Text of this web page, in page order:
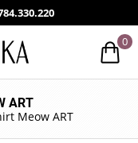
0
ART
Meow ART